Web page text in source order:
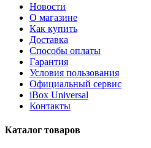
Новости
О магазине
Как купить
Доставка
Способы оплаты
Гарантия
Условия пользования
Официальный сервис
iBox Universal
Контакты
Каталог товаров